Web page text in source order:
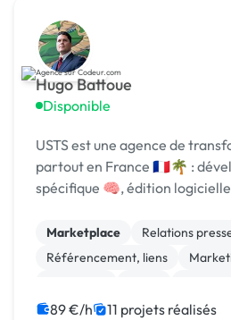
Hugo Battoue
Disponible
USTS est une agence de
partout en France 🇫🇷🌴 :
spécifique 🧠, édition
MASQUÉE] 🏆 !
Marketplace
Relations
Référencement, liens
Charte graphique
89 €/h 11 projets réalisés